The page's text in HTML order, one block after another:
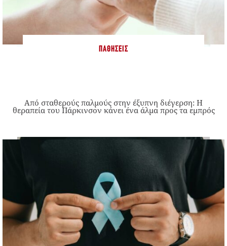
ΠΑΘΉΣΕΙΣ
Από σταθερούς παλμούς στην έξυπνη διέγερση: Η
θεραπεία του Πάρκινσον κάνει ένα άλμα προς τα εμπρός